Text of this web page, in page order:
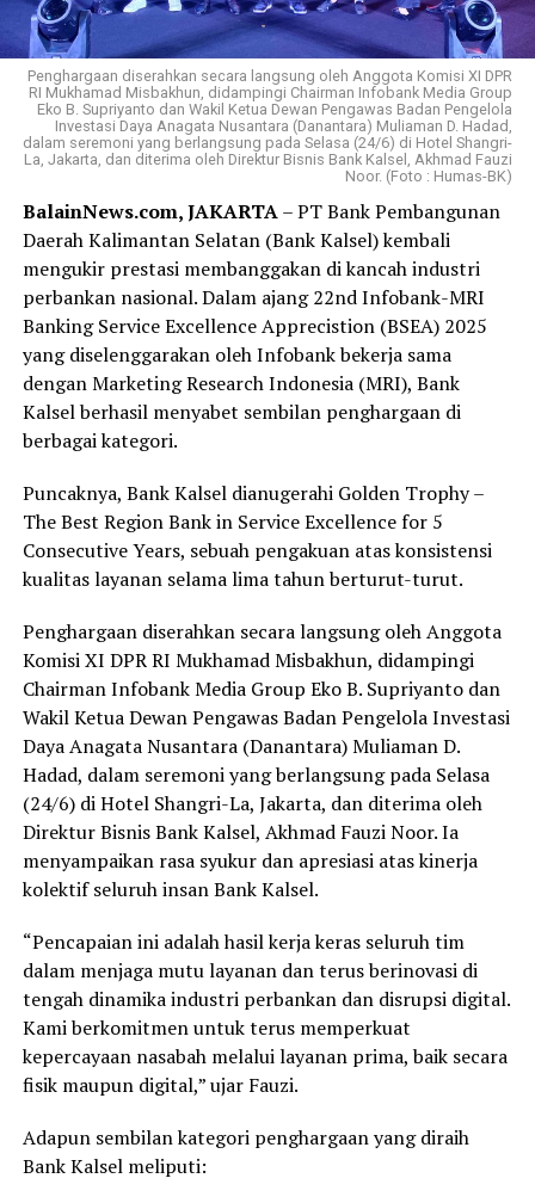
Penghargaan diserahkan secara langsung oleh Anggota Komisi XI DPR
RI Mukhamad Misbakhun, didampingi Chairman Infobank Media Group
Eko B. Supriyanto dan Wakil Ketua Dewan Pengawas Badan Pengelola
Investasi Daya Anagata Nusantara (Danantara) Muliaman D. Hadad,
dalam seremoni yang berlangsung pada Selasa (24/6) di Hotel Shangri-
La, Jakarta, dan diterima oleh Direktur Bisnis Bank Kalsel, Akhmad Fauzi
Noor. (Foto : Humas-BK)
BalainNews.com, JAKARTA– PT Bank Pembangunan
Daerah Kalimantan Selatan (Bank Kalsel) kembali
mengukir prestasi membanggakan di kancah industri
perbankan nasional. Dalam ajang 22nd Infobank-MRI
Banking Service Excellence Apprecistion (BSEA) 2025
yang diselenggarakan oleh Infobank bekerja sama
dengan Marketing Research Indonesia (MRI), Bank
Kalsel berhasil menyabet sembilan penghargaan di
berbagai kategori.
Puncaknya, Bank Kalsel dianugerahi Golden Trophy –
The Best Region Bank in Service Excellence for 5
Consecutive Years, sebuah pengakuan atas konsistensi
kualitas layanan selama lima tahun berturut-turut.
Penghargaan diserahkan secara langsung oleh Anggota
Komisi XI DPR RI Mukhamad Misbakhun, didampingi
Chairman Infobank Media Group Eko B. Supriyanto dan
Wakil Ketua Dewan Pengawas Badan Pengelola Investasi
Daya Anagata Nusantara (Danantara) Muliaman D.
Hadad, dalam seremoni yang berlangsung pada Selasa
(24/6) di Hotel Shangri-La, Jakarta, dan diterima oleh
Direktur Bisnis Bank Kalsel, Akhmad Fauzi Noor. Ia
menyampaikan rasa syukur dan apresiasi atas kinerja
kolektif seluruh insan Bank Kalsel.
“Pencapaian ini adalah hasil kerja keras seluruh tim
dalam menjaga mutu layanan dan terus berinovasi di
tengah dinamika industri perbankan dan disrupsi digital.
Kami berkomitmen untuk terus memperkuat
kepercayaan nasabah melalui layanan prima, baik secara
fisik maupun digital,” ujar Fauzi.
Adapun sembilan kategori penghargaan yang diraih
Bank Kalsel meliputi: